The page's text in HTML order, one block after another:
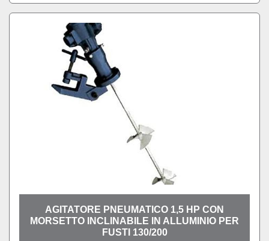
AGITATORE PNEUMATICO 1,5 HP CON
MORSETTO INCLINABILE IN ALLUMINIO PER
FUSTI 130/200